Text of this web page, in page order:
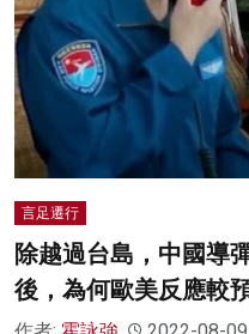
言足遷行
除越過台島，中國導
後，為何歐美反應較